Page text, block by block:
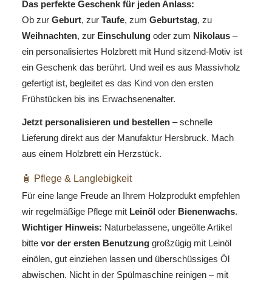
Das perfekte Geschenk für jeden Anlass:
Ob zur Geburt, zur Taufe, zum Geburtstag, zu
Weihnachten, zur Einschulung oder zum Nikolaus –
ein personalisiertes Holzbrett mit Hund sitzend-Motiv ist
ein Geschenk das berührt. Und weil es aus Massivholz
gefertigt ist, begleitet es das Kind von den ersten
Frühstücken bis ins Erwachsenenalter.
Jetzt personalisieren und bestellen – schnelle
Lieferung direkt aus der Manufaktur Hersbruck. Mach
aus einem Holzbrett ein Herzstück.
🧴 Pflege & Langlebigkeit
Für eine lange Freude an Ihrem Holzprodukt empfehlen
wir regelmäßige Pflege mit Leinöl oder Bienenwachs.
Wichtiger Hinweis: Naturbelassene, ungeölte Artikel
bitte vor der ersten Benutzung großzügig mit Leinöl
einölen, gut einziehen lassen und überschüssiges Öl
abwischen. Nicht in der Spülmaschine reinigen – mit